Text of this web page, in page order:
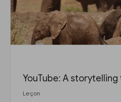
YouTube: A storytelling
Leçon